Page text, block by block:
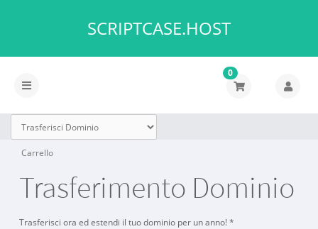
SCRIPTCASE.HOST
Attiva
0
Carrello
Trasferimento Dominio
Trasferisci ora ed estendi il tuo dominio per un anno! *